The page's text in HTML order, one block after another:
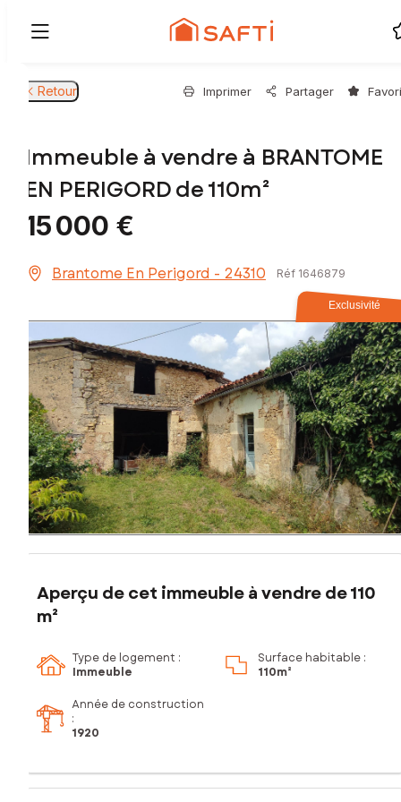
Retour Imprimer Partager
Immeuble à vendre à BRANTOME
EN PERIGORD de 110m²
15 000 €
Brantome En Perigord - 24310 Réf 1646879
Exclusivité
Aperçu de cet immeuble à vendre de 110
m²
Type de logement :
Immeuble
Surface habitable :
110m²
Année de construction
:
1920